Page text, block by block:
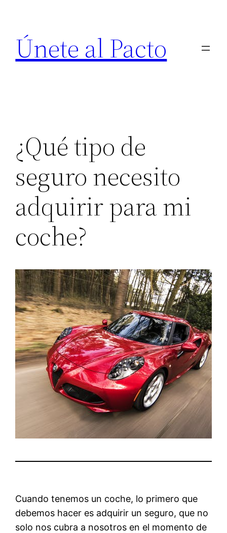
contenido
Únete al Pacto
¿Qué tipo de
seguro necesito
adquirir para mi
coche?
Cuando tenemos un coche, lo primero que
debemos hacer es adquirir un seguro, que no
solo nos cubra a nosotros en el momento de